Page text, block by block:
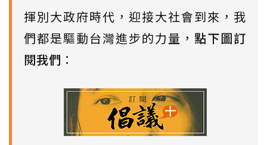
揮別大政府時代，迎接大社會到來，我
們都是驅動台灣進步的力量， 點下圖訂
閱我們 ：